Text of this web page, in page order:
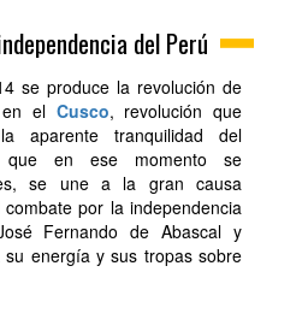
del Perú
se produce la revolución de
en el Cusco, revolución que
aparente tranquilidad del
que en ese momento se
se une a la gran causa
por la independencia
Fernando de Abascal y
energía y sus tropas sobre